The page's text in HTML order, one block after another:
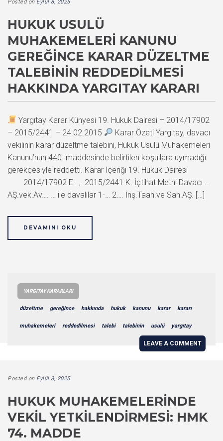
Posted on Eylül 8, 2025
HUKUK USULÜ
MUHAKEMELERI KANUNU
GEREĞINCE KARAR DÜZELTME
TALEBININ REDDEDILMESI
HAKKINDA YARGITAY KARARI
Yargıtay Karar Künyesi 19. Hukuk Dairesi – 2014/17902
– 2015/2441 – 24.02.2015
Karar Özeti Yargıtay, davacı
vekilinin karar düzeltme talebini, Hukuk Usulü Muhakemeleri
Kanunu’nun 440. maddesinde belirtilen koşullara uymadığı
gerekçesiyle reddetti. Karar İçeriği 19. Hukuk Dairesi
2014/17902 E. , 2015/2441 K. İçtihat Metni Davacı …
AŞ.vek.Av…. … ile davalılar 1-… 2…. İnş.Taah.ve San.AŞ. […]
DEVAMINI OKU
YARGITAY KARARLARI
düzeltme gereğince hakkında hukuk kanunu karar kararı
muhakemeleri reddedilmesi talebi talebinin usulü yargıtay
LEAVE A COMMENT
Posted on Eylül 3, 2025
HUKUK MUHAKEMELERINDE
VEKIL YETKILENDIRMESI: HMK
74. MADDE